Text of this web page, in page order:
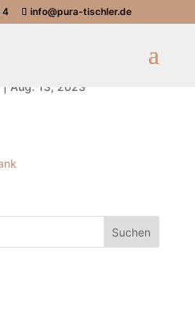
4 info@pura-tischler.de
| Aug. 13, 2023